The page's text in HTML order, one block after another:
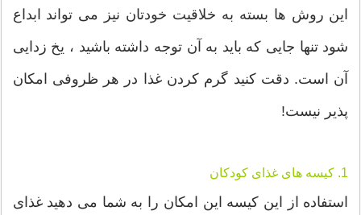
این روش ها بسته به خلاقیت خودتان نیز می تواند ابداع
شود تنها جایی که باید به آن توجه داشته باشید ، یخ زدایی
آن است. دقت کنید گرم کردن غذا در هر ظروفی امکان
پذیر نیست!
1. کیسه های غذای کودکان
استفاده از این کیسه این امکان را به شما می دهید غذای